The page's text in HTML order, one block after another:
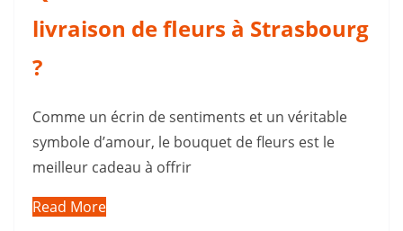
livraison de fleurs à Strasbourg
?
Comme un écrin de sentiments et un véritable
symbole d’amour, le bouquet de fleurs est le
meilleur cadeau à offrir
Read More